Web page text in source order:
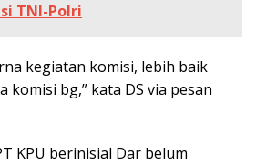
TNI-Polri
kegiatan komisi, lebih baik
komisi bg,” kata DS via pesan
KPU berinisial Dar belum